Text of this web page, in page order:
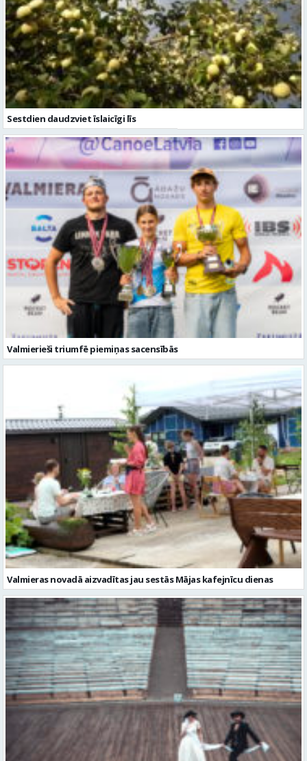
Sestdien daudzviet īslaicīgi līs
Valmierieši triumfē piemiņas sacensībās
Valmieras novadā aizvadītas jau sestās Mājas kafejnīcu dienas